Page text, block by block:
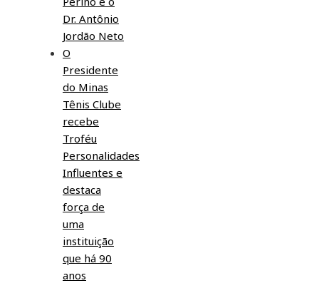
Dr. Antônio
Jordão Neto
O
Presidente
do Minas
Tênis Clube
recebe
Troféu
Personalidades
Influentes e
destaca
força de
uma
instituição
que há 90
anos